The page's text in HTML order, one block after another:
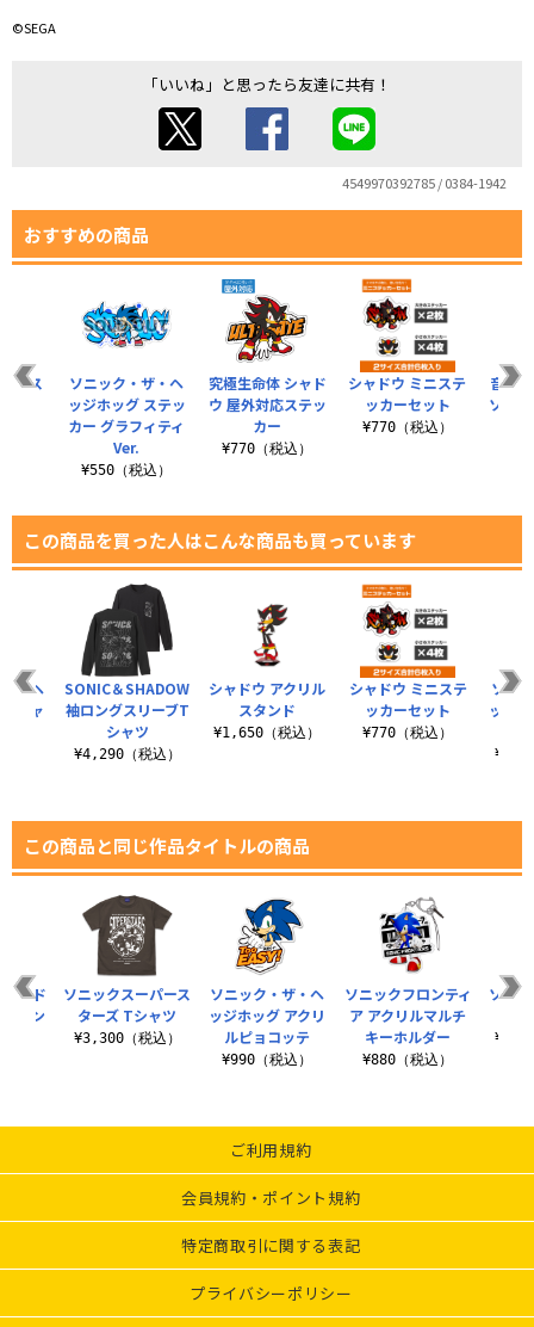
©SEGA
「いいね」と思ったら友達に共有！
4549970392785 / 0384-1942
おすすめの商品
究極生命体 シャド
ウ 屋外対応ステッ
カー
¥770（税込）
シャドウ ミニステ
ッカーセット
¥770（税込）
音速
ソニ
ース
ソニック・ザ・ヘ
ッジホッグ ステッ
カー グラフィティ
Ver.
¥550（税込）
この商品を買った人はこんな商品も買っています
シャドウ アクリル
スタンド
¥1,650（税込）
シャドウ ミニステ
ッカーセット
¥770（税込）
ソニ
ッジ
・ヘ
Tシャ
SONIC＆SHADOW
袖ロングスリーブT
シャツ
¥4,290（税込）
この商品と同じ作品タイトルの商品
ソニック・ザ・ヘ
ッジホッグ アクリ
ルピョコッテ
¥990（税込）
ソニックフロンティ
ア アクリルマルチ
キーホルダー
¥880（税込）
ソニ
ャド
タン
ソニックスーパース
ターズ Tシャツ
¥3,300（税込）
ご利用規約
会員規約・ポイント規約
特定商取引に関する表記
プライバシーポリシー